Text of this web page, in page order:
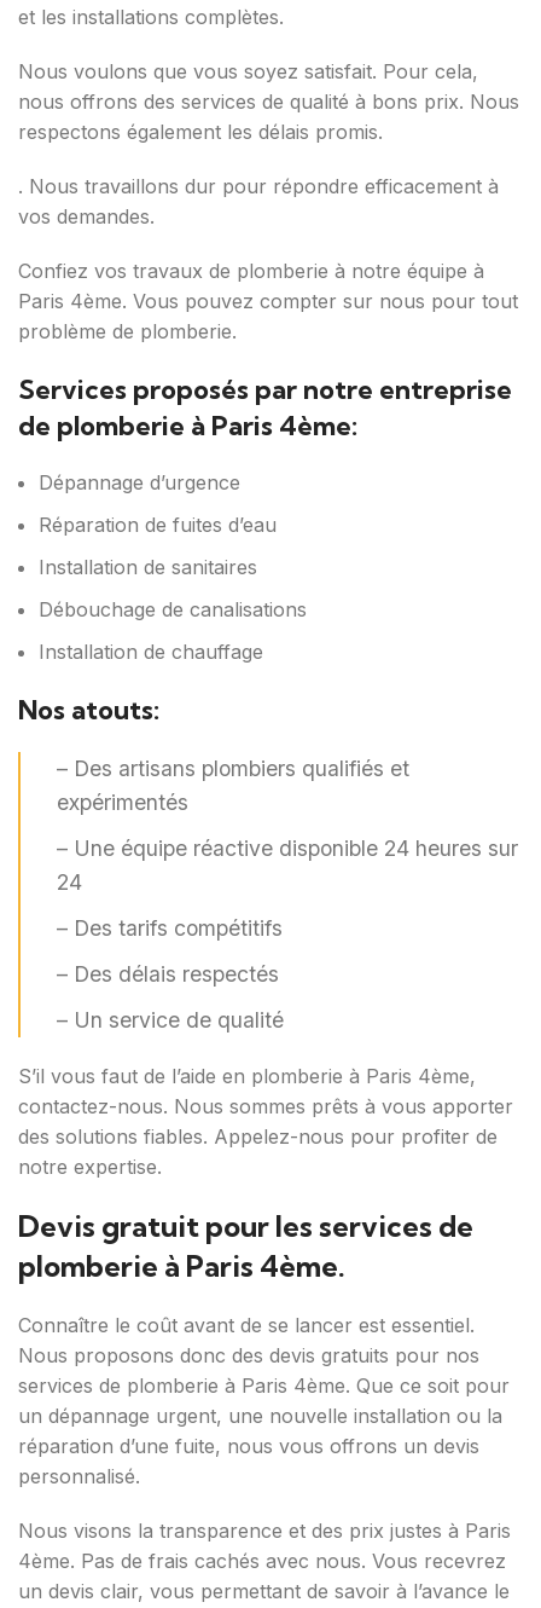
et les installations complètes.
Nous voulons que vous soyez satisfait. Pour cela,
nous offrons des services de qualité à bons prix. Nous
respectons également les délais promis.
. Nous travaillons dur pour répondre efficacement à
vos demandes.
Confiez vos travaux de plomberie à notre équipe à
Paris 4ème. Vous pouvez compter sur nous pour tout
problème de plomberie.
Services proposés par notre entreprise
de plomberie à Paris 4ème:
Dépannage d’urgence
Réparation de fuites d’eau
Installation de sanitaires
Débouchage de canalisations
Installation de chauffage
Nos atouts:
– Des artisans plombiers qualifiés et
expérimentés
– Une équipe réactive disponible 24 heures sur
24
– Des tarifs compétitifs
– Des délais respectés
– Un service de qualité
S’il vous faut de l’aide en plomberie à Paris 4ème,
contactez-nous. Nous sommes prêts à vous apporter
des solutions fiables. Appelez-nous pour profiter de
notre expertise.
Devis gratuit pour les services de
plomberie à Paris 4ème.
Connaître le coût avant de se lancer est essentiel.
Nous proposons donc des devis gratuits pour nos
services de plomberie à Paris 4ème. Que ce soit pour
un dépannage urgent, une nouvelle installation ou la
réparation d’une fuite, nous vous offrons un devis
personnalisé.
Nous visons la transparence et des prix justes à Paris
4ème. Pas de frais cachés avec nous. Vous recevrez
un devis clair, vous permettant de savoir à l’avance le